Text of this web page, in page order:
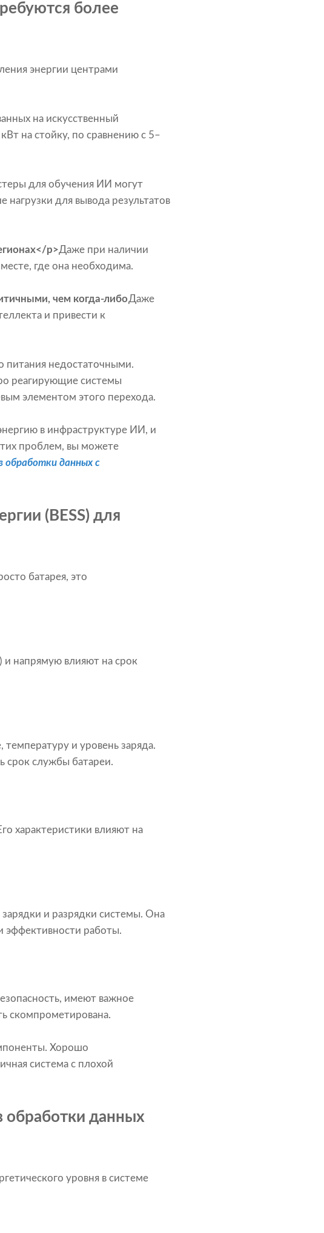
более
энергии центрами
на искусственный
на стойку, по сравнению с 5–
для обучения ИИ могут
для вывода результатов
p>Даже при наличии
где она необходима.
чем когда-либоДаже
и привести к
питания недостаточными.
реагирующие системы
элементом этого перехода.
в инфраструктуре ИИ, и
проблем, вы можете
обработки данных с
(BESS) для
батарея, это
напрямую влияют на срок
и уровень заряда.
срок службы батареи.
характеристики влияют на
и разрядки системы. Она
эффективности работы.
имеют важное
скомпрометирована.
Хорошо
система с плохой
обработки данных
уровня в системе